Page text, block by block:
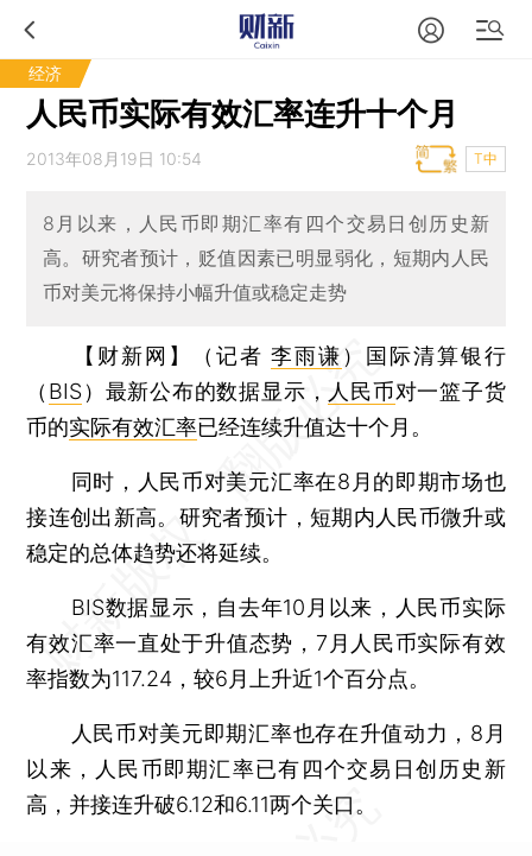
经济
人民币实际有效汇率连升十个月
2013年08月19日 10:54 T中
8月以来，人民币即期汇率有四个交易日创历史新
高。研究者预计，贬值因素已明显弱化，短期内人民
币对美元将保持小幅升值或稳定走势
【财新网】（记者李雨谦） 国际清算银行
（ BIS）最新公布的数据显示， 人民币对一篮子货
币的实际有效汇率已经连续升值达十个月。
同时，人民币对美元汇率在8月的即期市场也
接连创出新高。研究者预计，短期内人民币微升或
稳定的总体趋势还将延续。
BIS数据显示，自去年10月以来，人民币实际
有效汇率一直处于升值态势，7月人民币实际有效
率指数为117.24，较6月上升近1个百分点。
人民币对美元即期汇率也存在升值动力，8月
以来，人民币即期汇率已有四个交易日创历史新
高，并接连升破6.12和6.11两个关口。